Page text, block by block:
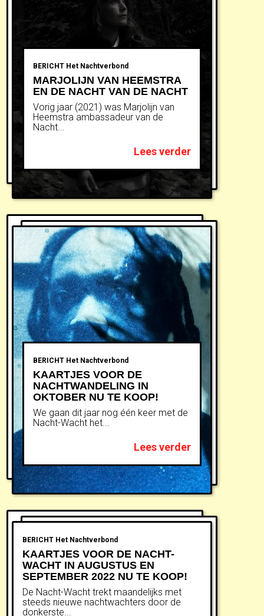
BERICHT Het Nachtverbond
MARJOLIJN VAN HEEMSTRA
EN DE NACHT VAN DE NACHT
Vorig jaar (2021) was Marjolijn van
Heemstra ambassadeur van de
Nacht...
Lees verder
BERICHT Het Nachtverbond
KAARTJES VOOR DE
NACHTWANDELING IN
OKTOBER NU TE KOOP!
We gaan dit jaar nog één keer met de
Nacht-Wacht het...
Lees verder
BERICHT Het Nachtverbond
KAARTJES VOOR DE NACHT-
WACHT IN AUGUSTUS EN
SEPTEMBER 2022 NU TE KOOP!
De Nacht-Wacht trekt maandelijks met
steeds nieuwe nachtwachters door de
donkerste...